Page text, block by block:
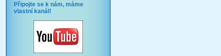
Připojte se k nám, máme
vlastní kanál!